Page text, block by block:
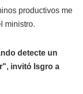
productivos me
ministro.
detecte un
invitó Isgro a